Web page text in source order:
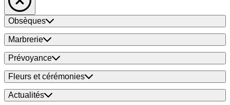
Obsèques
Marbrerie
Prévoyance
Fleurs et cérémonies
Actualités